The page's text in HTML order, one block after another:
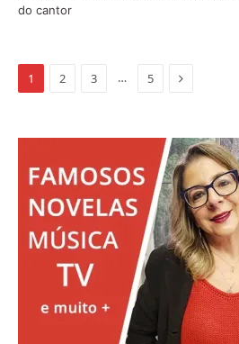
do cantor
1 2 3 … 5 Proximo